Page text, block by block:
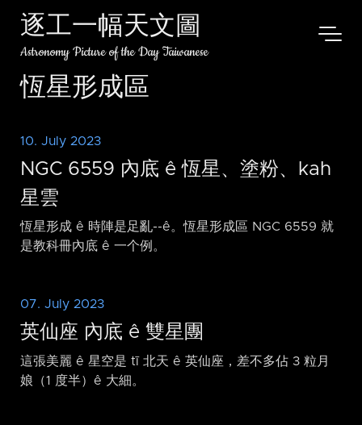
逐工一幅天文圖
Astronomy Picture of the Day Taiwanese
恆星形成區
10. July 2023
NGC 6559 內底 ê 恆星、塗粉、kah
星雲
恆星形成 ê 時陣是足亂-⁠-ê。恆星形成區 NGC 6559 就
是教科冊內底 ê 一个例。
07. July 2023
英仙座 內底 ê 雙星團
這張美麗 ê 星空是 tī 北天 ê 英仙座，差不多佔 3 粒月
娘（1 度半）ê 大細。